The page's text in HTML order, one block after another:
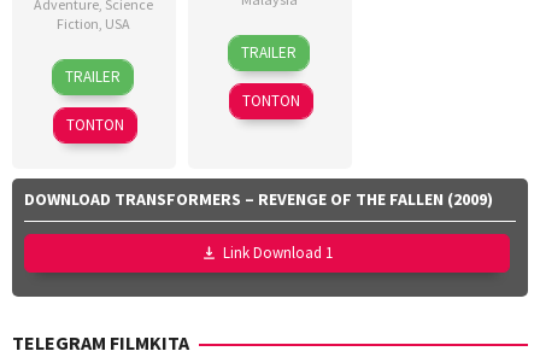
Adventure, Science
Fiction, USA
15
Mar
2026
Callum
Dawson
Christopher
Miller,
Channing-
Williams,
Jan
Zalar,
John
Phil
TRAILER
TONTON
9
Apr
2026
Dyeanna
Jemat
Faisal
Ishak,
TRAILER
TONTON
DOWNLOAD TRANSFORMERS – REVENGE OF THE FALLEN (2009)
Link Download 1
TELEGRAM FILMKITA